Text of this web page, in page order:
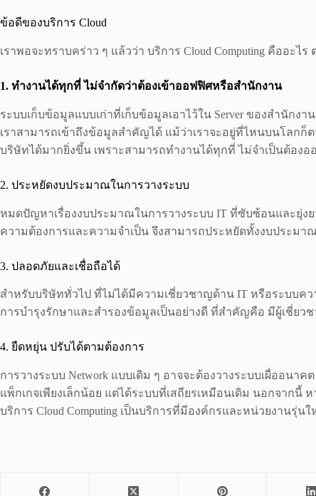
ข้อดีของบริการ Cloud
เราพอจะทราบคร่าว ๆ แล้วว่า บริการ Cloud Computing คืออะ
1. ทำงานได้ทุกที่ ไม่จำกัดว่าต้องเข้าออฟฟิศหรือสำนักงาน
ระบบเก็บข้อมูลแบบเก่าที่เก็บข้อมูลเอาไว้ใน Server ของสำนักง
เราสามารถเข้าถึงข้อมูลสำคัญได้ แม้ว่าเราจะอยู่ที่ไหนบนโลก
บริษัทได้มากยิ่งขึ้น เพราะสามารถทำงานได้ทุกที่ ไม่จำเป็นต้องอ
2. ประหยัดงบประมาณในการวางระบบ
หมดปัญหาเรื่องงบประมาณในการวางระบบ IT ที่ซับซ้อนและยุ่งย
ความต้องการและความจำเป็น จึงสามารถประหยัดทั้งงบประม
3. ปลอดภัยและเชื่อถือได้
สำหรับบริษัททั่วไป ที่ไม่ได้มีความเชี่ยวชาญด้าน IT หรือระบบคว
การบำรุงรักษาและสำรองข้อมูลเป็นอย่างดี ที่สำคัญคือ มีผู้เชี่ย
4. ยืดหยุ่น ปรับได้ตามต้องการ
การวางระบบ Network แบบเดิม ๆ อาจจะต้องวางระบบเผื่ออนา
แพ็กเกจเพียงเล็กน้อย แต่ได้ระบบที่เสถียรเหมือนเดิม นอกจากนี้
บริการ Cloud Computing เป็นบริการที่มีองค์กรและหน่วยงานรุ่